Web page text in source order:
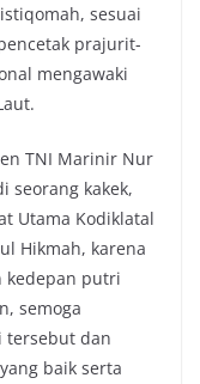
sesuai
prajurit-
mengawaki
TNI Marinir Nur
seorang kakek,
Utama Kodiklatal
Hikmah, karena
kedepan putri
semoga
tersebut dan
baik serta